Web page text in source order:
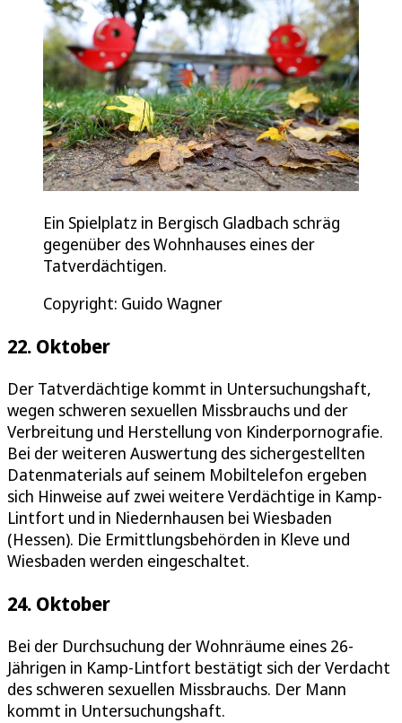
Ein Spielplatz in Bergisch Gladbach schräg
gegenüber des Wohnhauses eines der
Tatverdächtigen.
Copyright: Guido Wagner
22. Oktober
Der Tatverdächtige kommt in Untersuchungshaft,
wegen schweren sexuellen Missbrauchs und der
Verbreitung und Herstellung von Kinderpornografie.
Bei der weiteren Auswertung des sichergestellten
Datenmaterials auf seinem Mobiltelefon ergeben
sich Hinweise auf zwei weitere Verdächtige in Kamp-
Lintfort und in Niedernhausen bei Wiesbaden
(Hessen). Die Ermittlungsbehörden in Kleve und
Wiesbaden werden eingeschaltet.
24. Oktober
Bei der Durchsuchung der Wohnräume eines 26-
Jährigen in Kamp-Lintfort bestätigt sich der Verdacht
des schweren sexuellen Missbrauchs. Der Mann
kommt in Untersuchungshaft.